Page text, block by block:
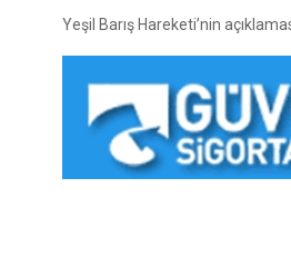
Yeşil Barış Hareketi’nin